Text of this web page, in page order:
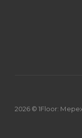
2026 © 1Floor: